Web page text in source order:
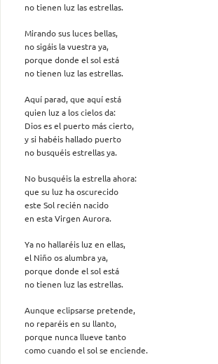
no tienen luz las estrellas.
Mirando sus luces bellas,
no sigáis la vuestra ya,
porque donde el sol está
no tienen luz las estrellas.
Aquí parad, que aquí está
quien luz a los cielos da:
Dios es el puerto más cierto,
y si habéis hallado puerto
no busquéis estrellas ya.
No busquéis la estrella ahora:
que su luz ha oscurecido
este Sol recién nacido
en esta Virgen Aurora.
Ya no hallaréis luz en ellas,
el Niño os alumbra ya,
porque donde el sol está
no tienen luz las estrellas.
Aunque eclipsarse pretende,
no reparéis en su llanto,
porque nunca llueve tanto
como cuando el sol se enciende.